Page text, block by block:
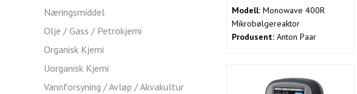
Næringsmiddel
Olje / Gass / Petrokjemi
Organisk Kjemi
Uorganisk Kjemi
Vannforsyning / Avløp / Akvakultur
Modell: Monowave 400R
Mikrobølgereaktor
Produsent: Anton Paar